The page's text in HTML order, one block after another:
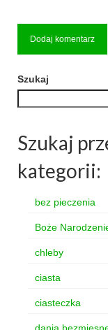
Szukaj
Szukaj
kategorii:
bez pieczenia
Boże
chleby
ciasta
ciasteczka